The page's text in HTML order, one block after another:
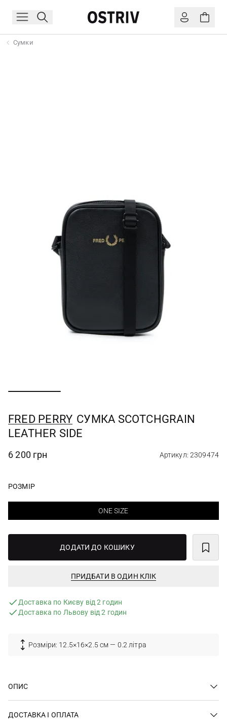
Сумки
FRED PERRY СУМКА SCOTCHGRAIN
LEATHER SIDE
6 200 грн Артикул: 2309474
РОЗМІР
ONE SIZE
ДОДАТИ ДО КОШИКУ
ПРИДБАТИ В ОДИН КЛІК
Доставка по Києву від 2 годин
Доставка по Львову від 2 годин
Розміри: 12.5×16×2.5 см — 0.2 літра
ОПИС
ДОСТАВКА І ОПЛАТА